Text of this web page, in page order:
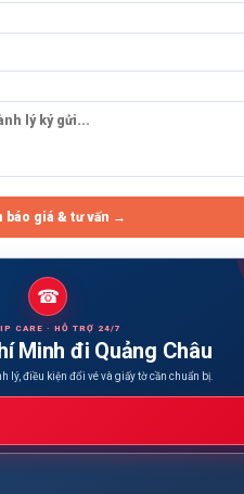
báo giá & tư vấn →
☎
CARE · HỖ TRỢ 24/7
Minh đi Quảng Châu
lý, điều kiện đổi vé và giấy tờ cần chuẩn bị.